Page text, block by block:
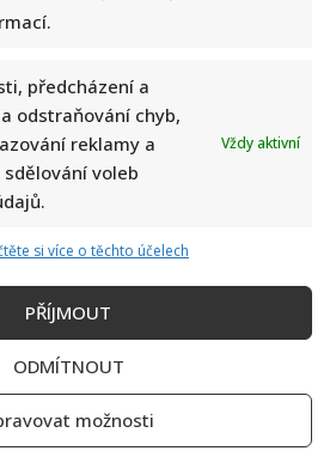
předcházení a
odstraňování chyb,
reklamy a
voleb
Vždy aktivní
si více o těchto účelech
PŘÍJMOUT
ODMÍTNOUT
možnosti